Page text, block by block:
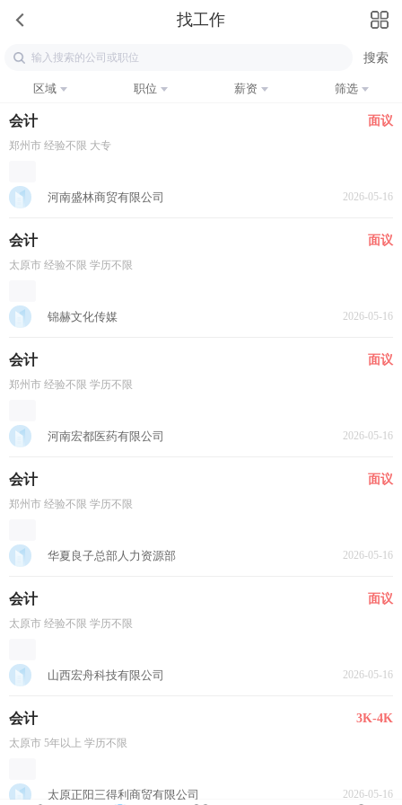
找工作
区域 职位 薪资 筛选
会计 面议
郑州市 经验不限 大专
河南盛林商贸有限公司 2026-05-16
会计 面议
太原市 经验不限 学历不限
锦赫文化传媒 2026-05-16
会计 面议
郑州市 经验不限 学历不限
河南宏都医药有限公司 2026-05-16
会计 面议
郑州市 经验不限 学历不限
华夏良子总部人力资源部 2026-05-16
会计 面议
太原市 经验不限 学历不限
山西宏舟科技有限公司 2026-05-16
会计 3K-4K
太原市 5年以上 学历不限
太原正阳三得利商贸有限公司 2026-05-16